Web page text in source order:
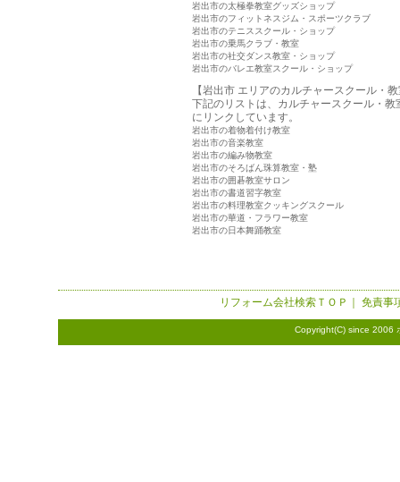
岩出市の太極拳教室グッズショップ
岩出市のフィットネスジム・スポーツクラブ
岩出市のテニススクール・ショップ
岩出市の乗馬クラブ・教室
岩出市の社交ダンス教室・ショップ
岩出市のバレエ教室スクール・ショップ
【岩出市 エリアのカルチャースクール・
下記のリストは、カルチャースクール・
にリンクしています。
岩出市の着物着付け教室
岩出市の音楽教室
岩出市の編み物教室
岩出市のそろばん珠算教室・塾
岩出市の囲碁教室サロン
岩出市の書道習字教室
岩出市の料理教室クッキングスクール
岩出市の華道・フラワー教室
岩出市の日本舞踊教室
リフォーム会社検索ＴＯＰ｜ 免責事
Copyright(C) since 2006